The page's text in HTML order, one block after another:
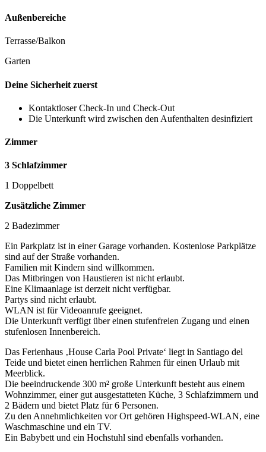
Außenbereiche
Terrasse/Balkon
Garten
Deine Sicherheit zuerst
Kontaktloser Check-In und Check-Out
Die Unterkunft wird zwischen den Aufenthalten desinfiziert
Zimmer
3 Schlafzimmer
1 Doppelbett
Zusätzliche Zimmer
2 Badezimmer
Ein Parkplatz ist in einer Garage vorhanden. Kostenlose Parkplätze
sind auf der Straße vorhanden.
Familien mit Kindern sind willkommen.
Das Mitbringen von Haustieren ist nicht erlaubt.
Eine Klimaanlage ist derzeit nicht verfügbar.
Partys sind nicht erlaubt.
WLAN ist für Videoanrufe geeignet.
Die Unterkunft verfügt über einen stufenfreien Zugang und einen
stufenlosen Innenbereich.
Das Ferienhaus ‚House Carla Pool Private‘ liegt in Santiago del
Teide und bietet einen herrlichen Rahmen für einen Urlaub mit
Meerblick.
Die beeindruckende 300 m² große Unterkunft besteht aus einem
Wohnzimmer, einer gut ausgestatteten Küche, 3 Schlafzimmern und
2 Bädern und bietet Platz für 6 Personen.
Zu den Annehmlichkeiten vor Ort gehören Highspeed-WLAN, eine
Waschmaschine und ein TV.
Ein Babybett und ein Hochstuhl sind ebenfalls vorhanden.